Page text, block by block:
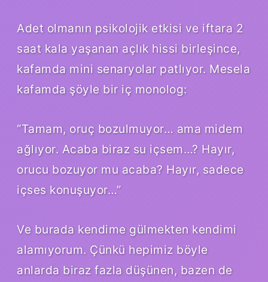
Adet olmanın psikolojik etkisi ve iftara 2
saat kala yaşanan açlık hissi birleşince,
kafamda mini senaryolar patlıyor. Mesela
kafamda şöyle bir iç monolog:
“Tamam, oruç bozulmuyor… ama midem
ağlıyor. Acaba biraz su içsem…? Hayır,
orucu bozuyor mu acaba? Hayır, sadece
içses konuşuyor…”
Ve burada kendime gülmekten kendimi
alamıyorum. Çünkü hepimiz böyle
anlarda biraz fazla düşünen, bazen de